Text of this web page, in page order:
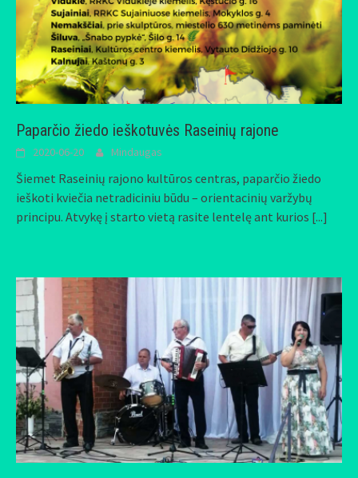
Paparčio žiedo ieškotuvės Raseinių rajone
2020-06-20 Mindaugas
Šiemet Raseinių rajono kultūros centras, paparčio žiedo
ieškoti kviečia netradiciniu būdu – orientacinių varžybų
principu. Atvykę į starto vietą rasite lentelę ant kurios [...]